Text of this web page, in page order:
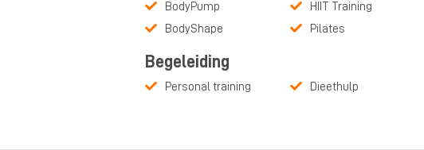
BodyPump
BodyShape
HIIT Training
Pilates
Begeleiding
Personal training Dieethulp